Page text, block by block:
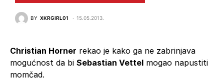
BY XKRGIRL01 15.05.2013.
Christian Horner rekao je kako ga ne zabrinjava
mogućnost da bi Sebastian Vettel mogao napustiti
momčad.